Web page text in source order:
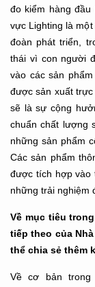
đo kiểm hàng
vực Lighting là
đoàn phát triển,
thái vì con người
vào các sản
được sản xuất
sẽ là sự cộng
chuẩn chất lượng
những sản phẩm
Các sản phẩm
được tích hợp vào
những trải nghiệm
Về mục tiêu
tiếp theo của
thể chia sẻ thêm
Về cơ bản trong